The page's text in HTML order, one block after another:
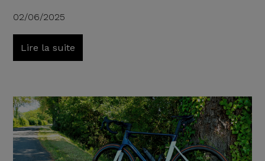
02/06/2025
Lire la suite